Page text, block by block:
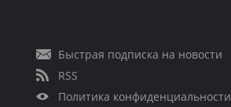
Быстрая подписка на новости
RSS
Политика конфиденциальности